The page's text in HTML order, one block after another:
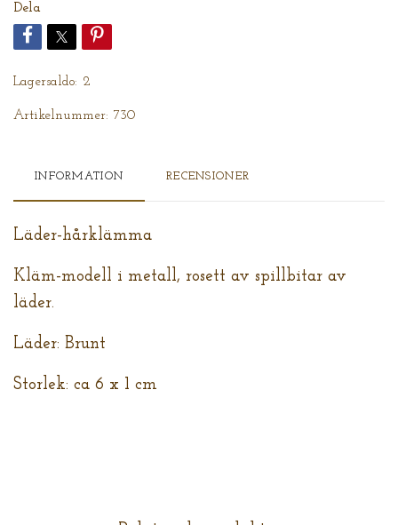
Dela
Lagersaldo: 2
Artikelnummer: 730
INFORMATION RECENSIONER
Läder-hårklämma
Kläm-modell i metall, rosett av spillbitar av
läder.
Läder: Brunt
Storlek: ca 6 x 1 cm